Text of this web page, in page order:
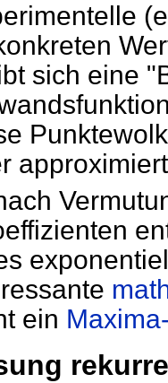
sich eine
ein